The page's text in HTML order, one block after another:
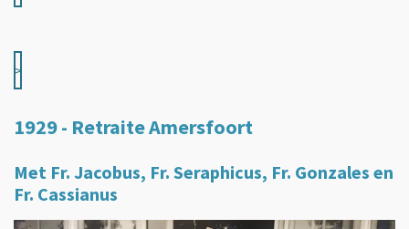
>
1929 - Retraite Amersfoort
Met Fr. Jacobus, Fr. Seraphicus, Fr. Gonzales en
Fr. Cassianus